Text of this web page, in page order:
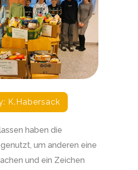
K.habersack
haben die
um anderen eine
und ein Zeichen